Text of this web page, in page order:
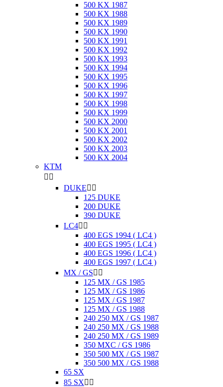
500 KX 1987
500 KX 1988
500 KX 1989
500 KX 1990
500 KX 1991
500 KX 1992
500 KX 1993
500 KX 1994
500 KX 1995
500 KX 1996
500 KX 1997
500 KX 1998
500 KX 1999
500 KX 2000
500 KX 2001
500 KX 2002
500 KX 2003
500 KX 2004
KTM
 
DUKE 
125 DUKE
200 DUKE
390 DUKE
LC4 
400 EGS 1994 ( LC4 )
400 EGS 1995 ( LC4 )
400 EGS 1996 ( LC4 )
400 EGS 1997 ( LC4 )
MX / GS 
125 MX / GS 1985
125 MX / GS 1986
125 MX / GS 1987
125 MX / GS 1988
240 250 MX / GS 1987
240 250 MX / GS 1988
240 250 MX / GS 1989
350 MXC / GS 1986
350 500 MX / GS 1987
350 500 MX / GS 1988
65 SX
85 SX 